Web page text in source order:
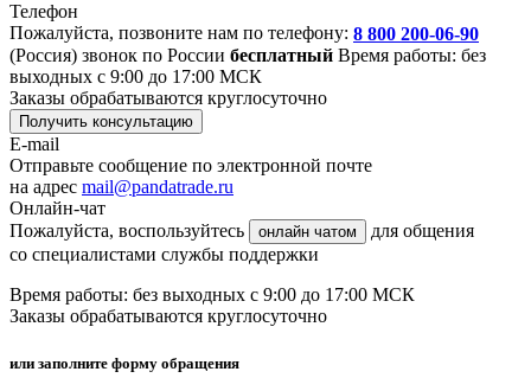
Телефон
Пожалуйста, позвоните нам по телефону: 8 800 200-06-90
(Россия) звонок по России бесплатный Время работы: без
выходных с 9:00 до 17:00 МСК
Заказы обрабатываются круглосуточно
Получить консультацию
E-mail
Отправьте сообщение по электронной почте
на адрес mail@pandatrade.ru
Онлайн-чат
Пожалуйста, воспользуйтесь
онлайн чатом
для общения
со специалистами службы поддержки
Время работы: без выходных с 9:00 до 17:00 МСК
Заказы обрабатываются круглосуточно
или заполните форму обращения